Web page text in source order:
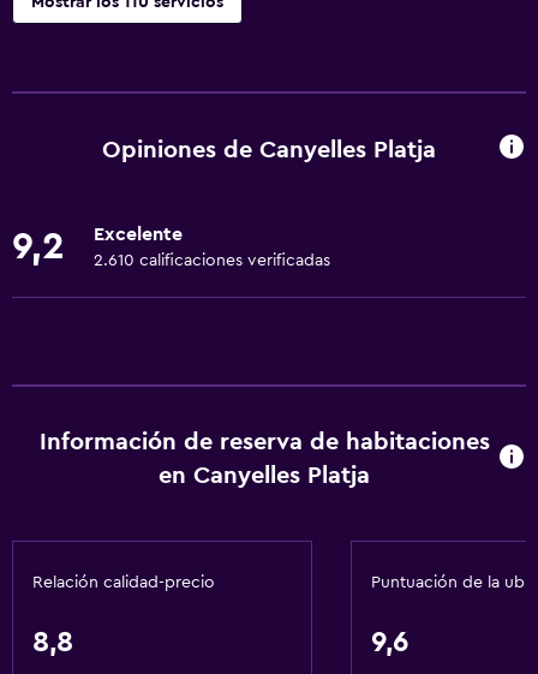
Habitaciones familiares
Posibilidad de habitaciones conectadas
Vista a una calle tranquila
Acceso a la playa
Opiniones de Canyelles Platja
9,2 Excelente
2.610 calificaciones verificadas
Información de reserva de habitaciones
en Canyelles Platja
Relación calidad-precio
8,8
Puntuación de la
9,6